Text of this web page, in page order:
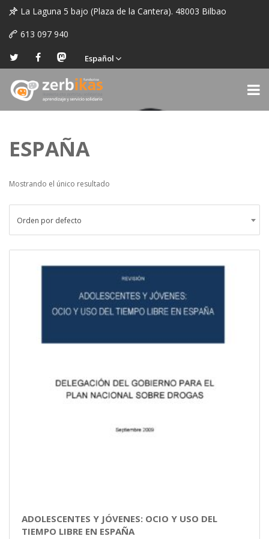
La Laguna 5 bajo (Plaza de la Cantera). 48003 Bilbao
613 097 940
Español
ESPAÑA
Mostrando el único resultado
Orden por defecto
ADOLESCENTES Y JÓVENES: OCIO Y USO DEL
TIEMPO LIBRE EN ESPAÑA